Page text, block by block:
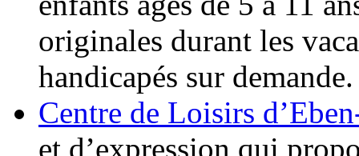
originales durant les
handicapés sur demande.
Centre de Loisirs
et d’expression qui